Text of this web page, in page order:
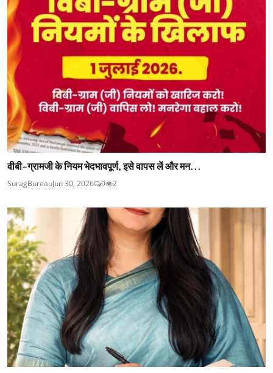
वीबी-ग्रामजी के नियम भेदभावपूर्ण, इसे वापस लें और मन...
SuragBureauJun 30, 2026 0 2